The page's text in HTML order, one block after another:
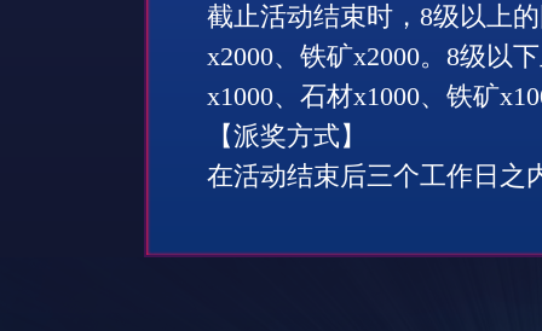
截止活动结束时， 8级以上
x2000、铁矿x2000。 8级以
x1000、石材x1000、铁矿
【派奖方式】
在活动结束后三个工作日之